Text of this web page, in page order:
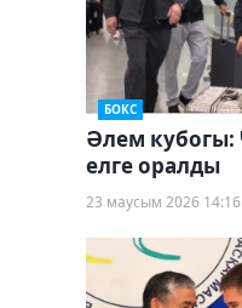
БОКС
Әлем
елге оралды
23 маусым 2026 14:16